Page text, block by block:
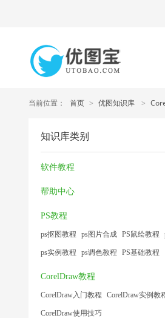
当前位置： 首页 > 优图知识库 >
知识库类别
软件教程
帮助中心
PS教程
ps抠图教程 ps图片合成 PS鼠绘教程
ps实例教程 ps调色教程 PS基础教程
CorelDraw教程
CorelDraw入门教程 CorelDraw实例教
CorelDraw使用技巧